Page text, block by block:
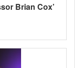
Brian Cox’